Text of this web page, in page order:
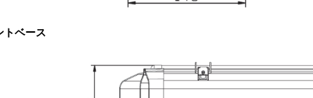
トベース